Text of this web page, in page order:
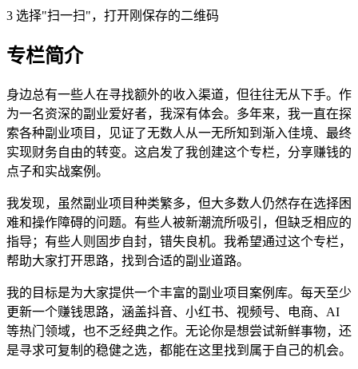
3 选择"扫一扫"，打开刚保存的二维码
专栏简介
身边总有一些人在寻找额外的收入渠道，但往往无从下手。作
为一名资深的副业爱好者，我深有体会。多年来，我一直在探
索各种副业项目，见证了无数人从一无所知到渐入佳境、最终
实现财务自由的转变。这启发了我创建这个专栏，分享赚钱的
点子和实战案例。
我发现，虽然副业项目种类繁多，但大多数人仍然存在选择困
难和操作障碍的问题。有些人被新潮流所吸引，但缺乏相应的
指导；有些人则固步自封，错失良机。我希望通过这个专栏，
帮助大家打开思路，找到合适的副业道路。
我的目标是为大家提供一个丰富的副业项目案例库。每天至少
更新一个赚钱思路，涵盖抖音、小红书、视频号、电商、AI
等热门领域，也不乏经典之作。无论你是想尝试新鲜事物，还
是寻求可复制的稳健之选，都能在这里找到属于自己的机会。